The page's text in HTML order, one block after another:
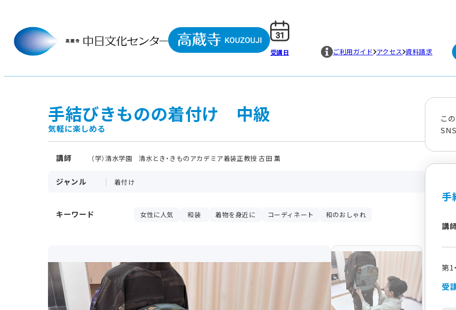
受講日 ご利用ガイド アクセス 資料請求
手結びきものの着付け 中級
気軽に楽しめる
講師 （学）清水学園 清水とき・きものアカデミア着装正教授 古田 薫
ジャンル 着付け
キーワード 女性に人気 和装 着物を身近に コーディネート 和のおしゃれ
こ
手
講
第1
受